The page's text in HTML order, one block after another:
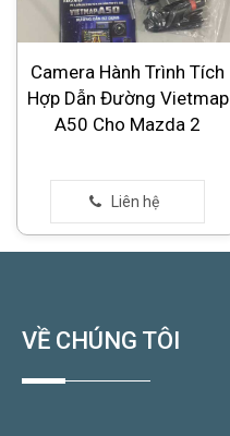
Camera Hành Trình Tích
Hợp Dẫn Đường Vietmap
A50 Cho Mazda 2
VỀ CHÚNG TÔI